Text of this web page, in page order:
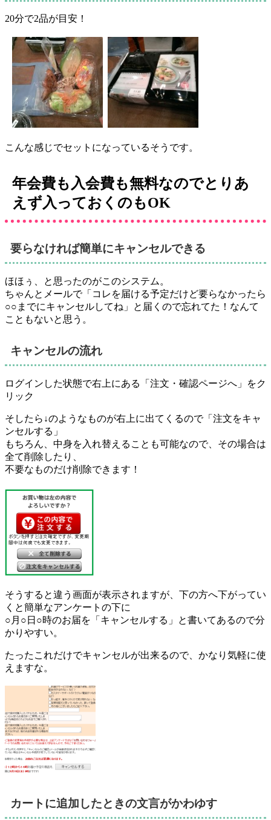
20分で2品が目安！
こんな感じでセットになっているそうです。
年会費も入会費も無料なのでとりあ
えず入っておくのもOK
要らなければ簡単にキャンセルできる
ほほぅ、と思ったのがこのシステム。
ちゃんとメールで「コレを届ける予定だけど要らなかったら
○○までにキャンセルしてね」と届くので忘れてた！なんて
こともないと思う。
キャンセルの流れ
ログインした状態で右上にある「注文・確認ページへ」をク
リック
そしたら↓のようなものが右上に出てくるので「注文をキャ
ンセルする」
もちろん、中身を入れ替えることも可能なので、その場合は
全て削除したり、
不要なものだけ削除できます！
そうすると違う画面が表示されますが、下の方へ下がってい
くと簡単なアンケートの下に
○月○日○時のお届を「キャンセルする」と書いてあるので分
かりやすい。
たったこれだけでキャンセルが出来るので、かなり気軽に使
えますな。
カートに追加したときの文言がかわゆす